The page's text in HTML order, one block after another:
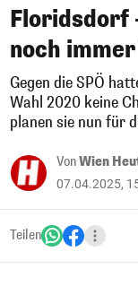
Floridsdorf
noch
Gegen die SPÖ
Wahl 2020 keine
planen sie nun für
VonWien
07.04.2025,
Teilen